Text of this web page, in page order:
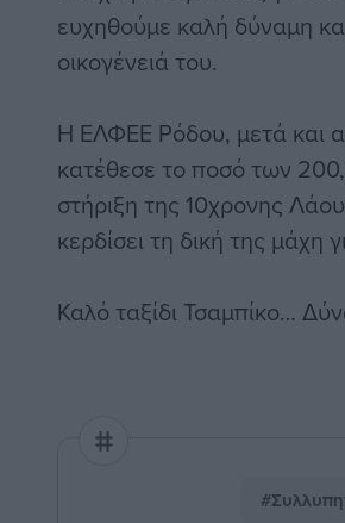
ευχηθούμε καλή δύναμη
οικογένειά του.
Η ΕΛΦΕΕ Ρόδου, μετά και
κατέθεσε το ποσό των
στήριξη της 10χρονης
κερδίσει τη δική της μάχη
Καλό ταξίδι Τσαμπίκο…